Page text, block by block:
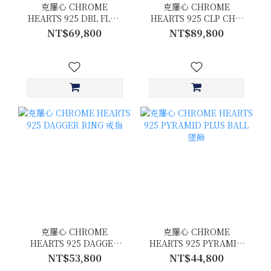
克羅心 CHROME
HEARTS 925 DBL FLRL
CRS 十字花開口式戒指
13.06g
NT$69,800
克羅心 CHROME
HEARTS 925 CLP CHN
XFANCY-S 十字花鑰匙圈
50G
NT$89,800
克羅心 CHROME
HEARTS 925 DAGGER
RING 戒指
NT$53,800
克羅心 CHROME
HEARTS 925 PYRAMID
PLUS BALL 墜飾
NT$44,800